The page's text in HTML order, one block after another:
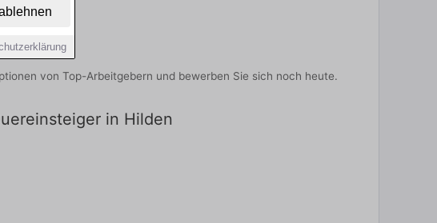
von Top-Arbeitgebern und bewerben Sie sich noch heute.
in Hilden